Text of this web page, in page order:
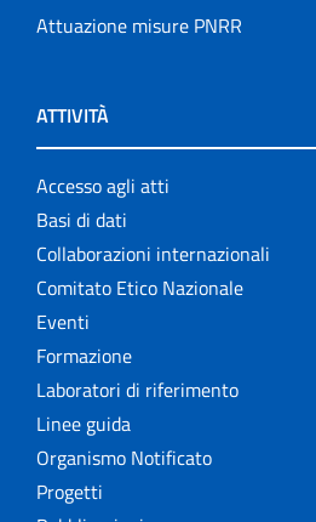
Attuazione misure PNRR
ATTIVITÀ
Accesso agli atti
Basi di dati
Collaborazioni internazionali
Comitato Etico Nazionale
Eventi
Formazione
Laboratori di riferimento
Linee guida
Organismo Notificato
Progetti